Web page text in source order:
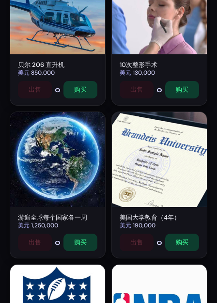
贝尔 206 直升机
美元850,000
出售 0 购买
10次整形手术
美元130,000
出售 0 购买
游遍全球每个国家各一周
美元1,250,000
出售 0 购买
美国大学教育（4年）
美元190,000
出售 0 购买